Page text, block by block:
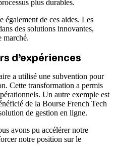
plus durables.
également de ces aides. Les
des solutions innovantes,
marché.
d’expériences
a utilisé une subvention pour
Cette transformation a permis
Un autre exemple est
de la Bourse French Tech
de gestion en ligne.
avons pu accélérer notre
notre position sur le